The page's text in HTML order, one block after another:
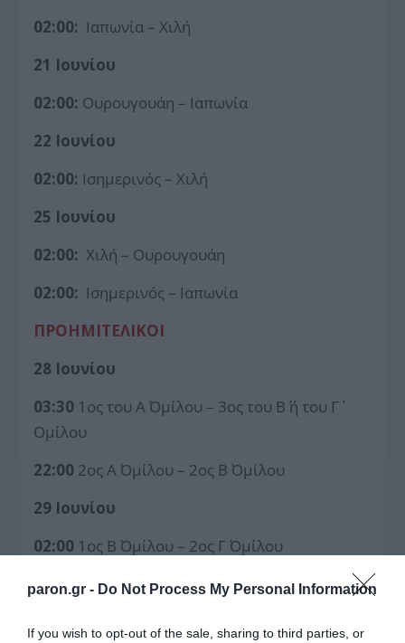
paron.gr - Do Not Process My Personal Information
If you wish to opt-out of the sale, sharing to third parties, or
02:00: Ιαπωνία – Χιλή
21 Ιουνίου
02:00: Ουρουγουάη – Ιαπωνία
22 Ιουνίου
02:00: Ισημερινός – Χιλή
25 Ιουνίου
02:00: Χιλή – Ουρουγουάη
02:00: Ισημερινός – Ιαπωνία
ΠΡΟΗΜΙΤΕΛΙΚΟΙ
28 Ιουνίου
03:30 1ος του Α΄ Ομίλου – 3ος του Β΄ ή του Γ΄
Ομίλου
22:00 2ος Α΄ Ομίλου – 2ος Β΄ Ομίλου
29 Ιουνίου
02:00 1ος Β΄ Ομίλου – 2ος Γ΄ Ομίλου
22:001ος Γ΄ Ομίλου – 3ος Α΄ ή Β΄ Ομίλου